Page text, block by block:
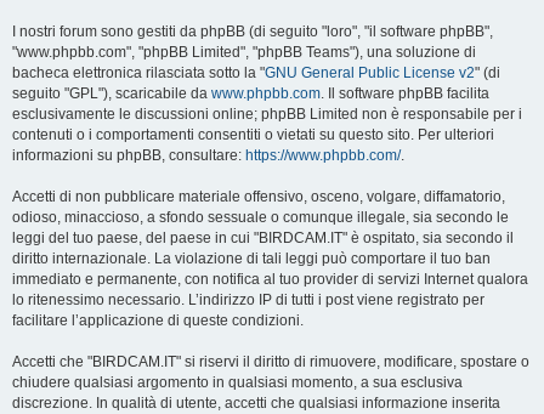
I nostri forum sono gestiti da phpBB (di seguito "loro", "il software phpBB",
"www.phpbb.com", "phpBB Limited", "phpBB Teams"), una soluzione di
bacheca elettronica rilasciata sotto la "GNU General Public License v2" (di
seguito "GPL"), scaricabile da www.phpbb.com. Il software phpBB facilita
esclusivamente le discussioni online; phpBB Limited non è responsabile per i
contenuti o i comportamenti consentiti o vietati su questo sito. Per ulteriori
informazioni su phpBB, consultare: https://www.phpbb.com/.
Accetti di non pubblicare materiale offensivo, osceno, volgare, diffamatorio,
odioso, minaccioso, a sfondo sessuale o comunque illegale, sia secondo le
leggi del tuo paese, del paese in cui "BIRDCAM.IT" è ospitato, sia secondo il
diritto internazionale. La violazione di tali leggi può comportare il tuo ban
immediato e permanente, con notifica al tuo provider di servizi Internet qualora
lo ritenessimo necessario. L’indirizzo IP di tutti i post viene registrato per
facilitare l’applicazione di queste condizioni.
Accetti che "BIRDCAM.IT" si riservi il diritto di rimuovere, modificare, spostare o
chiudere qualsiasi argomento in qualsiasi momento, a sua esclusiva
discrezione. In qualità di utente, accetti che qualsiasi informazione inserita